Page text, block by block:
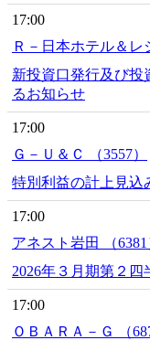
17:00
Ｒ－日本ホテル＆レ
新投資口発行及び投
るお知らせ
17:00
Ｇ－Ｕ＆Ｃ （3557）
特別利益の計上見込
17:00
アネスト岩田 （6381
2026年３月期第２
17:00
ＯＢＡＲＡ－Ｇ （